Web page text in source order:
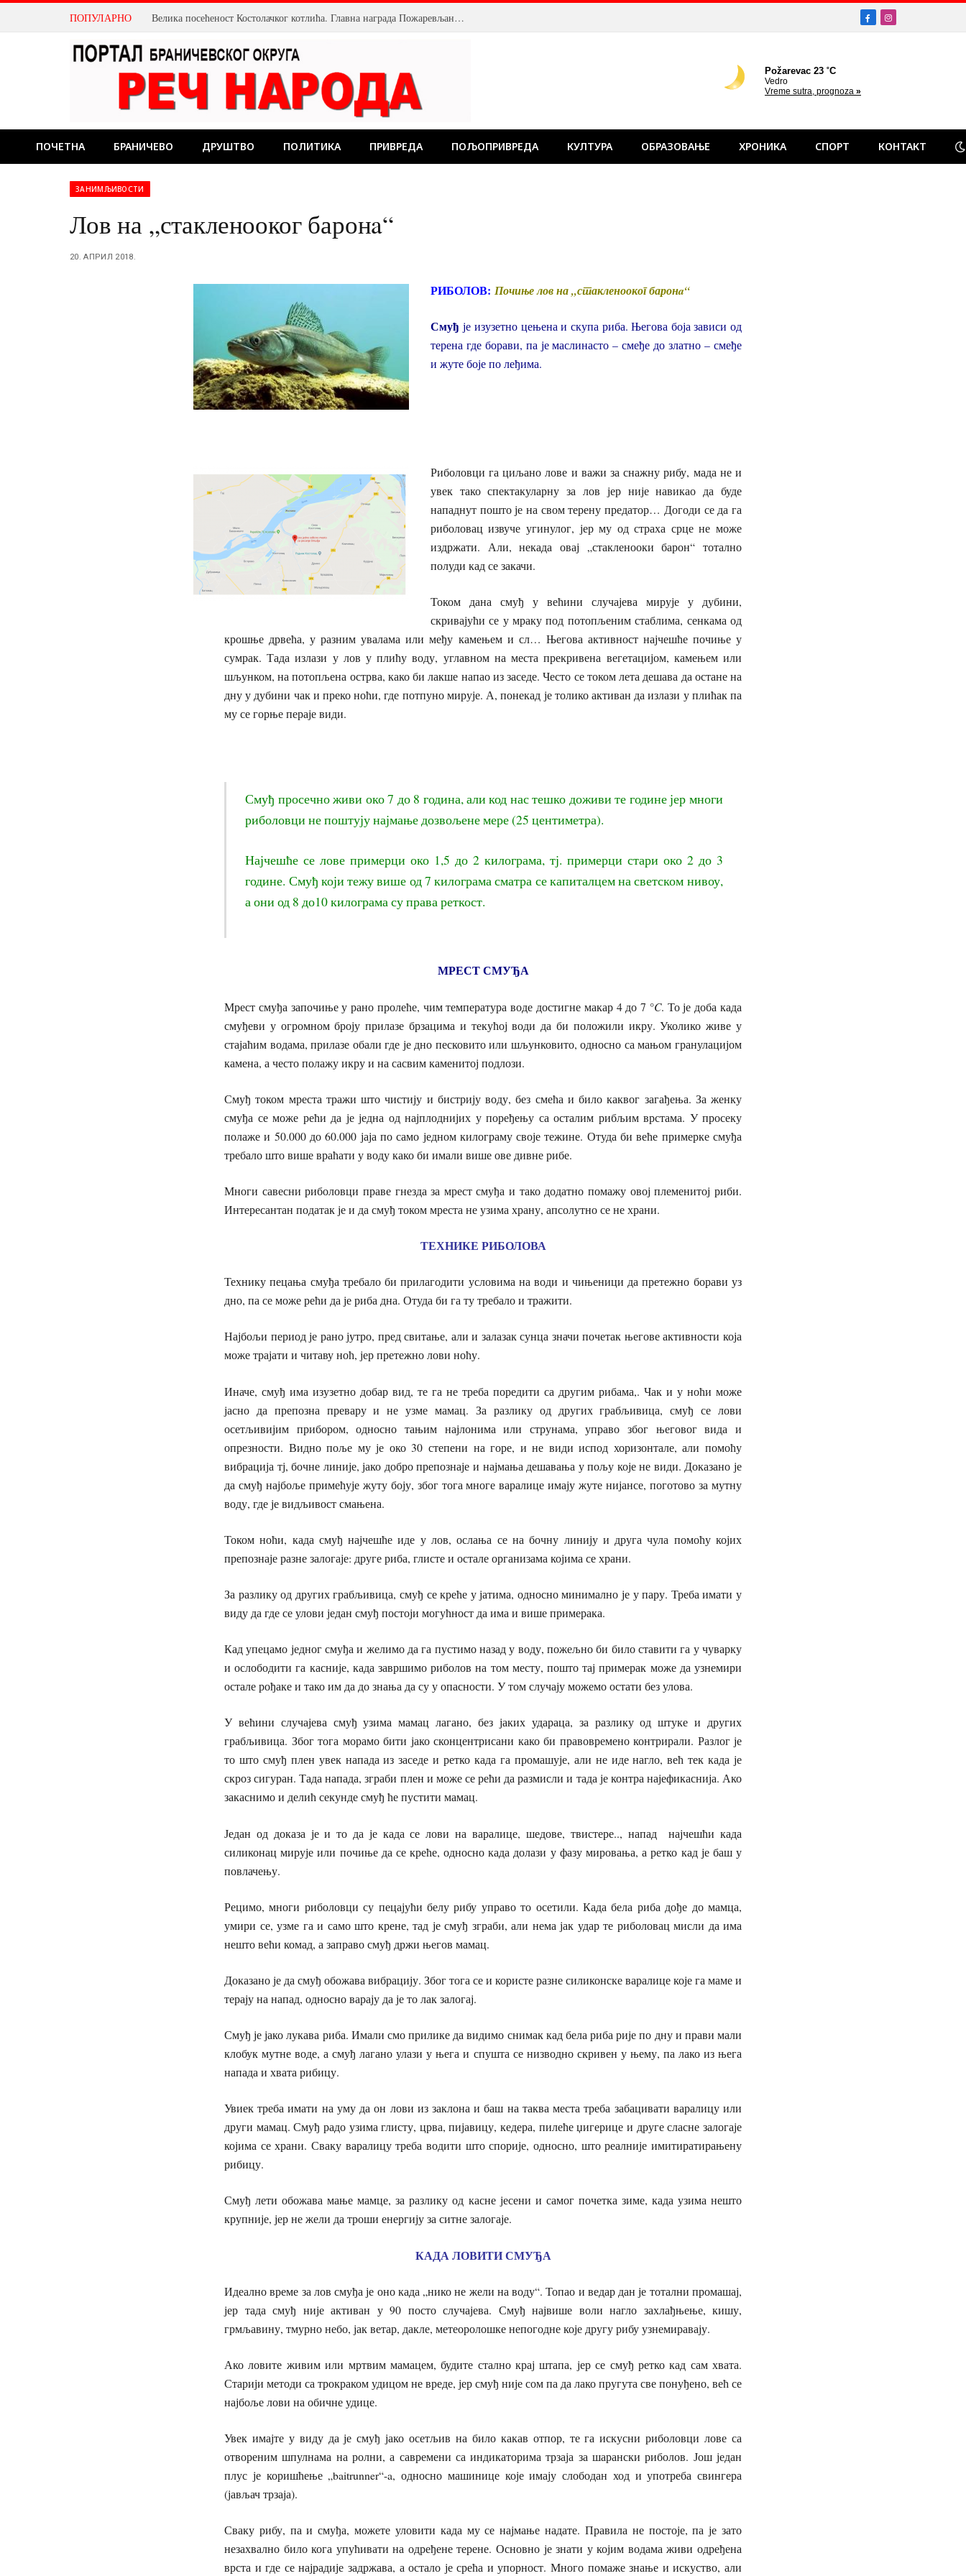
ПОПУЛАРНО Велика посећеност Костолачког котлића. Главна награда Пожаревљанину FacebookInstagram
ПОЧЕТНА БРАНИЧЕВО ДРУШТВО ПОЛИТИКА ПРИВРЕДА ПОЉОПРИВРЕДА КУЛТУРА ОБРАЗОВАЊЕ ХРОНИКА СПОРТ КОНТАКТ
ЗАНИМЉИВОСТИ
Лов на „стакленооког баронa“
20. АПРИЛ 2018.
РИБОЛОВ: Почиње лов на„стакленооког баронa“
Смуђ је изузетно цењена и скупа риба. Његова боја зависи од
терена где борави, па је маслинасто – смеђе до златно – смеђе
и жуте боје по леђима.
Риболовци га циљано лове и важи за снажну рибу, мада не и
увек тако спектакуларну за лов јер није навикао да буде
нападнут пошто је на свом терену предатор… Догоди се да га
риболовац извуче угинулог, јер му од страха срце не може
издржати. Али, некада овај „стакленооки барон“ тотално
полуди кад се закачи.
Током дана смуђ у већини случајева мирује у дубини,
скривајући се у мраку под потопљеним стаблима, сенкама од
крошње дрвећа, у разним увалама или међу камењем и сл… Његова активност најчешће почиње у
сумрак. Тада излази у лов у плићу воду, углавном на места прекривена вегетацијом, камењем или
шљунком, на потопљена острва, како би лакше напао из заседе. Често се током лета дешава да остане на
дну у дубини чак и преко ноћи, где потпуно мирује. А, понекад је толико активан да излази у плићак па
му се горње пераје види.
Смуђ просечно живи око 7 до 8 година, али код нас тешко доживи те године јер многи
риболовци не поштују најмање дозвољене мере (25 центиметра).
Најчешће се лове примерци око 1,5 до 2 килограма, тј. примерци стари око 2 до 3
године. Смуђ који тежу више од 7 килограма сматра се капиталцем на светском нивоу,
а они од 8 до10 килограма су права реткост.
МРЕСТСМУЂА
Мрест смуђа започиње у рано пролеће, чим температура воде достигне макар 4 до 7 °C. То је доба када
смуђеви у огромном броју прилазе брзацима и текућој води да би положили икру. Уколико живе у
стајаћим водама, прилазе обали где је дно песковито или шљунковито, односно са мањом гранулацијом
камена, а често полажу икру и на сасвим каменитој подлози.
Смуђ током мреста тражи што чистију и бистрију воду, без смећа и било каквог загађења. За женку
смуђа се може рећи да је једна од најплоднијих у поређењу са осталим рибљим врстама. У просеку
полаже и 50.000 до 60.000 јаја по само једном килограму своје тежине. Отуда би веће примерке смуђа
требало што више враћати у воду како би имали више ове дивне рибе.
Многи савесни риболовци праве гнезда за мрест смуђа и тако додатно помажу овој племенитој риби.
Интересантан податак је и да смуђ током мреста не узима храну, апсолутно се не храни.
ТЕХНИКЕ РИБОЛОВА
Технику пецања смуђа требало би прилагодити условима на води и чињеници да претежно борави уз
дно, па се може рећи да је риба дна. Отуда би га ту требало и тражити.
Најбољи период је рано јутро, пред свитање, али и залазак сунца значи почетак његове активности која
може трајати и читаву ноћ, јер претежно лови ноћу.
Иначе, смуђ има изузетно добар вид, те га не треба поредити са другим рибама,. Чак и у ноћи може
јасно да препозна превару и не узме мамац. За разлику од других грабљивица, смуђ се лови
осетљивијим прибором, односно тањим најлонима или струнама, управо због његовог вида и
опрезности. Видно поље му је око 30 степени на горе, и не види испод хоризонтале, али помоћу
вибрација тј, бочне линије, јако добро препознаје и најмања дешавања у пољу које не види. Доказано је
да смуђ најбоље примећује жуту боју, због тога многе варалице имају жуте нијансе, поготово за мутну
воду, где је видљивост смањена.
Током ноћи, када смуђ најчешће иде у лов, ослања се на бочну линију и друга чула помоћу којих
препознаје разне залогаје: друге риба, глисте и остале организама којима се храни.
За разлику од других грабљивица, смуђ се креће у јатима, односно минимално је у пару. Треба имати у
виду да где се улови један смуђ постоји могућност да има и више примерака.
Кад упецамо једног смуђа и желимо да га пустимо назад у воду, пожељно би било ставити га у чуварку
и ослободити га касније, када завршимо риболов на том месту, пошто тај примерак може да узнемири
остале рођаке и тако им да до знања да су у опасности. У том случају можемо остати без улова.
У већини случајева смуђ узима мамац лагано, без јаких удараца, за разлику од штуке и других
грабљивица. Због тога морамо бити јако сконцентрисани како би правовремено контрирали. Разлог је
то што смуђ плен увек напада из заседе и ретко када га промашује, али не иде нагло, већ тек када је
скроз сигуран. Тада напада, зграби плен и може се рећи да размисли и тада је контра најефикаснија. Ако
закаснимо и делић секунде смуђ ће пустити мамац.
Један од доказа је и то да је када се лови на варалице, шедове, твистере.., напад најчешћи када
силиконац мирује или почиње да се креће, односно када долази у фазу мировања, а ретко кад је баш у
повлачењу.
Рецимо, многи риболовци су пецајући белу рибу управо то осетили. Када бела риба дође до мамца,
умири се, узме га и само што крене, тад је смуђ зграби, али нема јак удар те риболовац мисли да има
нешто већи комад, а заправо смуђ држи његов мамац.
Доказано је да смуђ обожава вибрацију. Због тога се и користе разне силиконске варалице које га маме и
терају на напад, односно варају да је то лак залогај.
Смуђ је јако лукава риба. Имали смо прилике да видимо снимак кад бела риба рије по дну и прави мали
клобук мутне воде, а смуђ лагано улази у њега и спушта се низводно скривен у њему, па лако из њега
напада и хвата рибицу.
Увиек треба имати на уму да он лови из заклона и баш на таква места треба забацивати варалицу или
други мамац. Смуђ радо узима глисту, црва, пијавицу, кедера, пилеће џигерице и друге сласне залогаје
којима се храни. Сваку варалицу треба водити што спорије, односно, што реалније имитиратирањену
рибицу.
Смуђ лети обожава мање мамце, за разлику од касне јесени и самог почетка зиме, када узима нешто
крупније, јер не жели да троши енергију за ситне залогаје.
КАДА ЛОВИТИ СМУЂА
Идеално време за лов смуђа је оно када „нико не жели на воду“. Топао и ведар дан је тотални промашај,
јер тада смуђ није активан у 90 посто случајева. Смуђ највише воли нагло захлађњење, кишу,
грмљавину, тмурно небо, јак ветар, дакле, метеоролошке непогодне које другу рибу узнемиравају.
Ако ловите живим или мртвим мамацем, будите стално крај штапа, јер се смуђ ретко кад сам хвата.
Старији методи са трокраком удицом не вреде, јер смуђ није сом па да лако пругута све понуђено, већ се
најбоље лови на обичне удице.
Увек имајте у виду да је смуђ јако осетљив на било какав отпор, те га искусни риболовци лове са
отвореним шпулнама на ролни, а савремени са индикаторима трзаја за шарански риболов. Још један
плус је коришћење „baitrunner“-a, односно машинице које имају слободан ход и употреба свингера
(јављач трзаја).
Сваку рибу, па и смуђа, можете уловити када му се најмање надате. Правила не постоје, па је зато
незахвално било кога упућивати на одређене терене. Основно је знати у којим водама живи одређена
врста и где се најрадије задржава, а остало је срећа и упорност. Много помаже знање и искуство, али